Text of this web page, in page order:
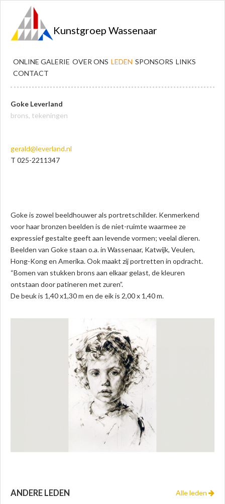
Kunstgroep Wassenaar
ONLINE GALERIE OVER ONS LEDEN SPONSORS LINKS
CONTACT
Goke Leverland
brons, tekeningen
gerald@leverland.nl
T 025-2211347
Goke is zowel beeldhouwer als portretschilder. Kenmerkend
voor haar bronzen beelden is de niet-ruimte waarmee ze
expressief gestalte geeft aan levende vormen; veelal dieren.
Beelden van Goke staan o.a. in Wassenaar, Katwijk, Veulen,
Hong-Kong en Amerika. Ook maakt zij portretten in opdracht.
“Bomen van stukken brons aan elkaar gelast, de kleuren
ontstaan door patineren met zuren”.
De beuk is 1,40 x1,30 m en de eik is 2,00 x 1,40 m.
Alle leden
ANDERE LEDEN